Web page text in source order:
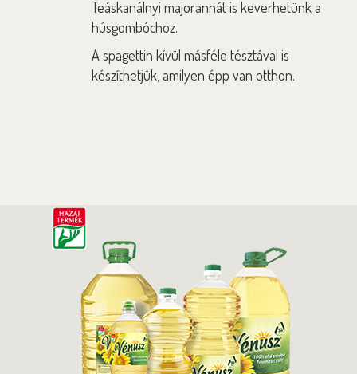
Teáskanálnyi majorannát is keverhetünk a
húsgombóchoz.
A spagettin kívül másféle tésztával is
készíthetjük, amilyen épp van otthon.